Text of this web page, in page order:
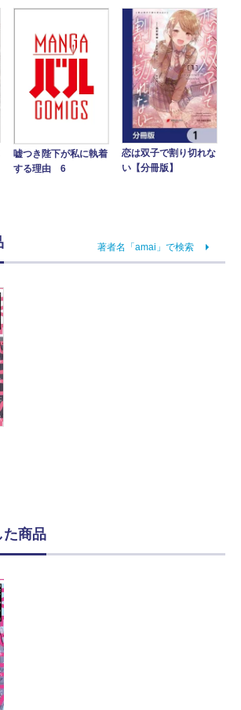
嘘つき陛下が私に執着
する理由 6
恋は双子で割り切れな
い【分冊版】
著者名「amai」で検索
た商品